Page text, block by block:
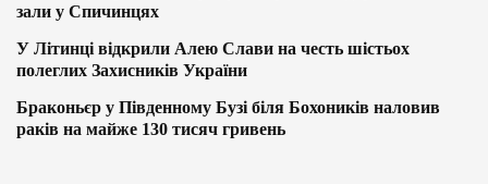
зали у Спичинцях
У Літинці відкрили Алею Слави на честь шістьох
полеглих Захисників України
Браконьєр у Південному Бузі біля Бохоників наловив
раків на майже 130 тисяч гривень